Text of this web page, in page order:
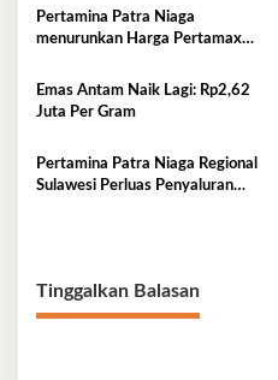
Selatan Berlangsung Kondusif
Pertamina Patra Niaga
menurunkan Harga Pertamax
Emas Antam Naik Lagi: Rp2,62
Juta Per Gram
Pertamina Patra Niaga Regional
Sulawesi Perluas Penyaluran
Tinggalkan Balasan